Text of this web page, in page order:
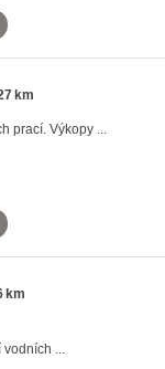
km
prací. Výkopy ...
km
vodních ...